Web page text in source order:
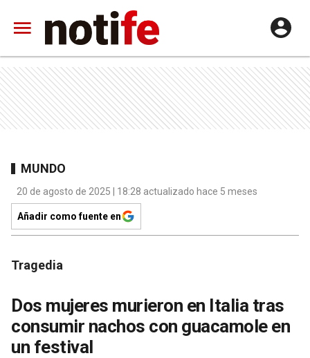
MUNDO
20 de agosto de 2025 | 18:28 actualizado hace 5 meses
Añadir como fuente en
Tragedia
Dos mujeres murieron en Italia tras
consumir nachos con guacamole en
un festival